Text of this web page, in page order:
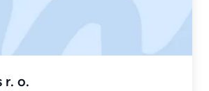
r. o.